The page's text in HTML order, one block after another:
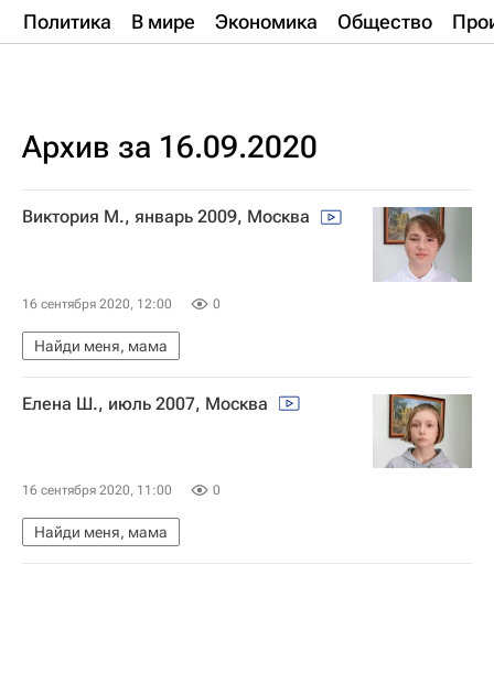
Политика В мире Экономика Общество
Архив за 16.09.2020
Виктория М., январь 2009, Москва
16 сентября 2020, 12:00 0
Найди меня, мама
Елена Ш., июль 2007, Москва
16 сентября 2020, 11:00 0
Найди меня, мама